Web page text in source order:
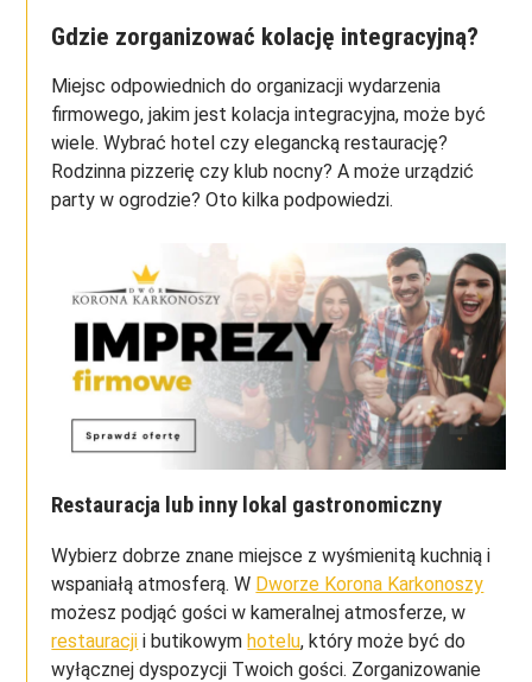
Gdzie zorganizować kolację integracyjną?
Miejsc odpowiednich do organizacji wydarzenia
firmowego, jakim jest kolacja integracyjna, może być
wiele. Wybrać hotel czy elegancką restaurację?
Rodzinna pizzerię czy klub nocny? A może urządzić
party w ogrodzie? Oto kilka podpowiedzi.
Restauracja lub inny lokal gastronomiczny
Wybierz dobrze znane miejsce z wyśmienitą kuchnią i
wspaniałą atmosferą. W Dworze Korona Karkonoszy
możesz podjąć gości w kameralnej atmosferze, w
restauracji i butikowymhotelu, który może być do
wyłącznej dyspozycji Twoich gości. Zorganizowanie